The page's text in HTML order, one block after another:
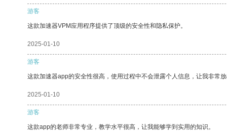
游客
这款加速器VPM应用程序提供了顶级的安全性和隐私保护。
2025-01-10
游客
这款加速器app的安全性很高，使用过程中不会泄露个人信息，让我非常
2025-01-10
游客
这款app的老师非常专业，教学水平很高，让我能够学到实用的知识。